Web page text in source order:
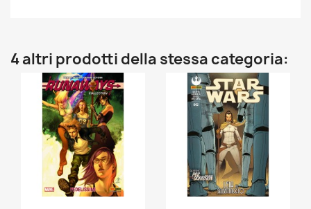
4 altri prodotti della stessa categoria: